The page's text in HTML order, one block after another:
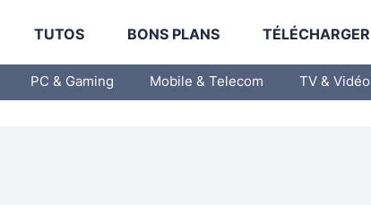
TUTOS BONS PLANS TÉLÉCHARGER
PC & Gaming Mobile & Telecom TV & Vidéo